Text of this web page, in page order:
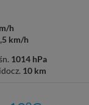
h
km/h
1014 hPa
10 km